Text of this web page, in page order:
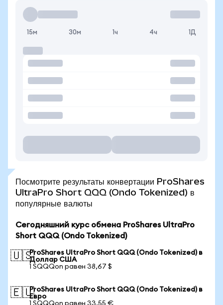
15м 30м 1ч 4ч 1Д
Посмотрите результаты конвертации ProShares
UltraPro Short QQQ (Ondo Tokenized) в
популярные валюты
Сегодняшний курс обмена ProShares UltraPro
Short QQQ (Ondo Tokenized)
🇺🇸ProShares UltraPro Short QQQ (Ondo Tokenized) в
Доллар США
1 SQQQon равен 38,67 $
🇪🇺ProShares UltraPro Short QQQ (Ondo Tokenized) в
Евро
1 SQQQon равен 33,55 €